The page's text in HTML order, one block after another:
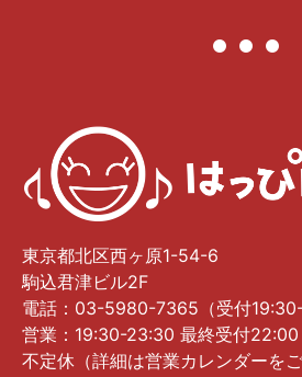
東京都北区西ヶ原1-54-6
駒込君津ビル2F
電話：03-5980-7365（受付19:30-
営業：19:30-23:30 最終受付22:00
不定休（詳細は営業カレンダーをご